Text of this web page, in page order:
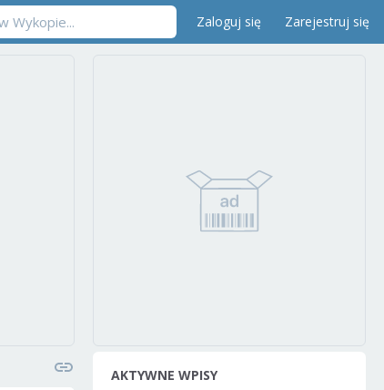
Zaloguj się Zarejestruj się
AKTYWNE WPISY